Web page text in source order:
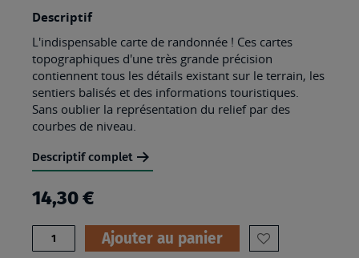
of
the
images
gallery
Descriptif
L'indispensable carte de randonnée ! Ces cartes
topographiques d'une très grande précision
contiennent tous les détails existant sur le terrain, les
sentiers balisés et des informations touristiques.
Sans oublier la représentation du relief par des
courbes de niveau.
Descriptif complet
14,30 €
Quantité Ajouter au panier
AJOUTER